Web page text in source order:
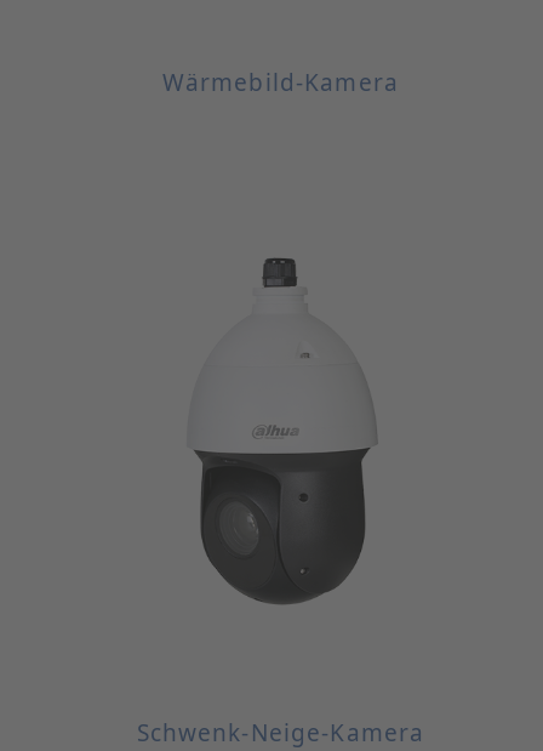
Wärmebild-Kamera
Schwenk-Neige-Kamera